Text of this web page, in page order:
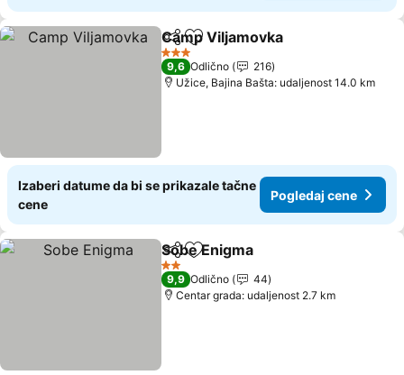
Deli Dodati u favorite
Camp Viljamovka
3 Zvezdice
9,6 Odlično
216
Užice, Bajina Bašta: udaljenost 14.0 km
Izaberi datume da bi se prikazale tačne
cene
Pogledaj cene
Deli Dodati u favorite
Sobe Enigma
2 Zvezdice
9,9 Odlično
44
Centar grada: udaljenost 2.7 km